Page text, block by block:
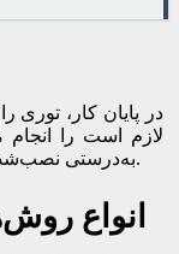
در پایان کار، توری
لازم است را
به‌درستی نصب‌شده و امکان نفوذ حیوانات به محیط وجود ندارد.
انواع